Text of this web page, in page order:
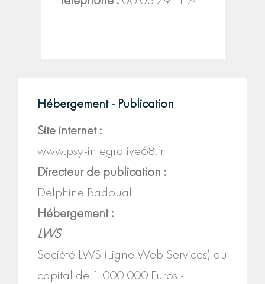
Hébergement - Publication
Site internet :
www.psy-integrative68.fr
Directeur de publication :
Delphine Badoual
Hébergement :
LWS
Société LWS (Ligne Web Services) au
capital de 1 000 000 Euros -